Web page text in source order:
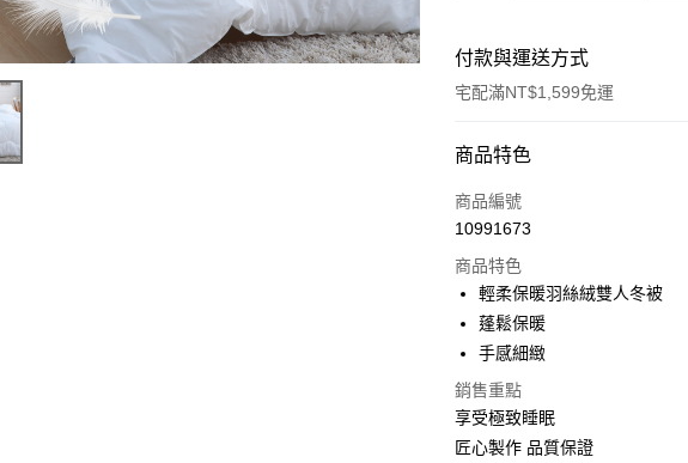
付款與運送方式
宅配滿NT$1,599免運
付款方式
信用卡一次付款
Apple Pay
街口支付
運送方式
商品特色
商品編號
10991673
商品特色
輕柔保暖羽絲絨雙人冬被
蓬鬆保暖
手感細緻
銷售重點
享受極致睡眠
匠心製作 品質保證